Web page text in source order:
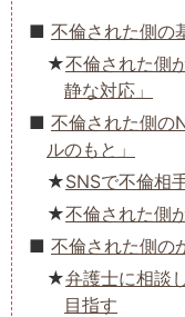
不倫された側の
不倫された側
静な対応」
不倫された側の
ルのもと」
SNSで不倫相
不倫された側
不倫された側の
弁護士に相談
目指す